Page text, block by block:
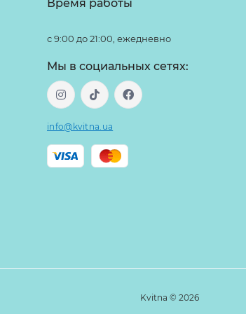
Время работы
с 9:00 до 21:00, ежедневно
Мы в социальных сетях:
info@kvitna.ua
Kvitna © 2026